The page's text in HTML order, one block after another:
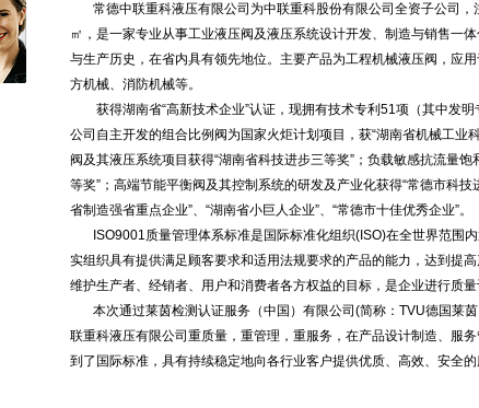
常德中联重科液压有限公司为中联重科股份有限公司全资子公司，
㎡，是一家专业从事工业液压阀及液压系统设计开发、制造与销售一
与生产历史，在省内具有领先地位。主要产品为工程机械液压阀，应
方机械、消防机械等。
获得湖南省“高新技术企业”认证，现拥有技术专利51项（其中发明
公司自主开发的组合比例阀为国家火炬计划项目，获“湖南省机械工业
阀及其液压系统项目获得“湖南省科技进步三等奖”；负载敏感抗流量
等奖”；高端节能平衡阀及其控制系统的研发及产业化获得“常德市科
省制造强省重点企业”、“湖南省小巨人企业”、“常德市十佳优秀企业”。
ISO9001质量管理体系标准是国际标准化组织(ISO)在全世界范围
实组织具有提供满足顾客要求和适用法规要求的产品的能力，达到提
维护生产者、经销者、用户和消费者各方权益的目标，是企业进行质量
本次通过莱茵检测认证服务（中国）有限公司(简称：TVU德国莱
联重科液压有限公司重质量，重管理，重服务，在产品设计制造、服
到了国际标准，具有持续稳定地向各行业客户提供优质、高效、安全的